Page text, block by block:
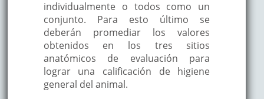
individualmente o todos como un
conjunto. Para esto último se
deberán promediar los valores
obtenidos en los tres sitios
anatómicos de evaluación para
lograr una calificación de higiene
general del animal.